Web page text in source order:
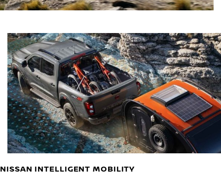
NISSAN INTELLIGENT MOBILITY